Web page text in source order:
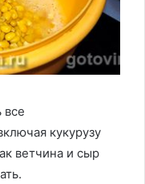
все
кукурузу
ветчина и сыр